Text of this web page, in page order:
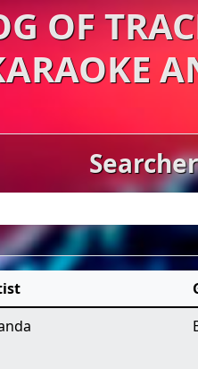
OF
Searcher